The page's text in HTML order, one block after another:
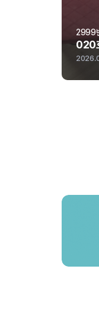
2998
109